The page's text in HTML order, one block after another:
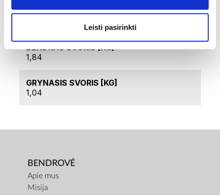
Leisti pasirinkti
SENATOR - nerūdijančio plieno, 12 dalių
rinkinys, poliruotas
BENDRAS SVORIS [KG]
1,84
GRYNASIS SVORIS [KG]
1,04
BENDROVĖ
Apie mus
Misija